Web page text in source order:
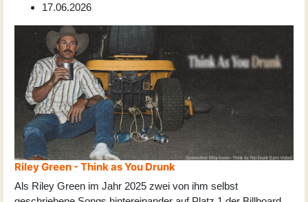
17.06.2026
Riley Green - Think as You Drunk
Als Riley Green im Jahr 2025 zwei von ihm selbst